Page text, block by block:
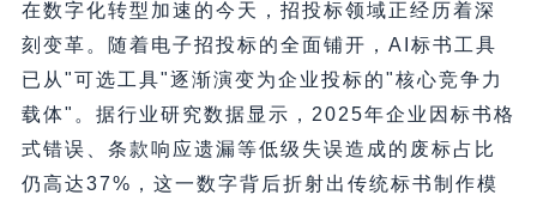
在数字化转型加速的今天，招投标领域正经历着深
刻变革。随着电子招投标的全面铺开，AI标书工具
已从"可选工具"逐渐演变为企业投标的"核心竞争力
载体"。据行业研究数据显示，2025年企业因标书格
式错误、条款响应遗漏等低级失误造成的废标占比
仍高达37%，这一数字背后折射出传统标书制作模